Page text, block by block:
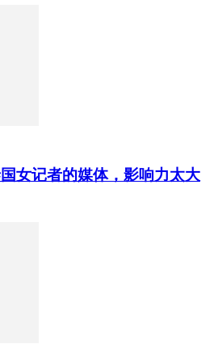
女记者的媒体，影响力太大